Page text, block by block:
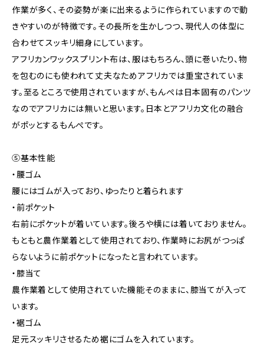
作業が多く、その姿勢が楽に出来るように作られていますので動
きやすいのが特徴です。その長所を生かしつつ、現代人の体型に
合わせてスッキリ細身にしています。
アフリカンワックスプリント布は、服はもちろん、頭に巻いたり、物
を包むのにも使われて丈夫なためアフリカでは重宝されていま
す。至るところで使用されていますが、もんぺは日本固有のパンツ
なのでアフリカには無いと思います。日本とアフリカ文化の融合
がポッとするもんぺです。
⑤基本性能
・腰ゴム
腰にはゴムが入っており、ゆったりと着られます
・前ポケット
右前にポケットが着いています。後ろや横には着いておりません。
もともと農作業着として使用されており、作業時にお尻がつっぱ
らないように前ポケットになったと言われています。
・膝当て
農作業着として使用されていた機能そのままに、膝当てが入って
います。
・裾ゴム
足元スッキリさせるため裾にゴムを入れています。